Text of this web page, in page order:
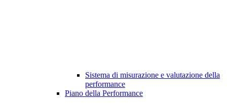
Sistema di misurazione e valutazione della
performance
Piano della Performance